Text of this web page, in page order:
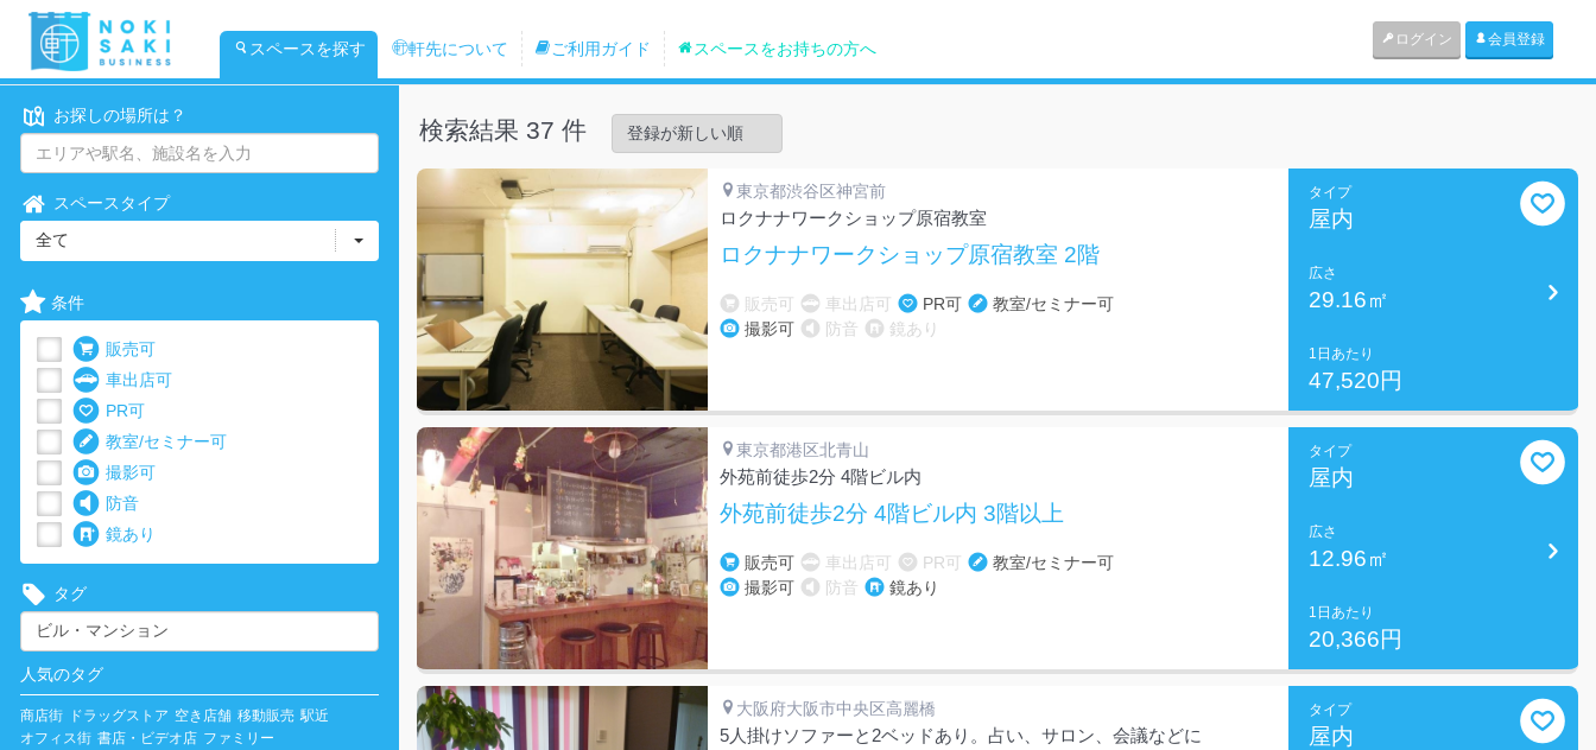
スペースを探す 軒先について ご利用ガイド スペースをお持ちの方へ ログイン 会員登録
お探しの場所は？
スペースタイプ
全て
条件
販売可
車出店可
PR可
教室/セミナー可
撮影可
防音
鏡あり
タグ
人気のタグ
商店街 ドラッグストア 空き店舗 移動販売 駅近
オフィス街 書店・ビデオ店 ファミリー
検索結果 37 件
東京都渋谷区神宮前
ロクナナワークショップ原宿教室
ロクナナワークショップ原宿教室 2階
販売可 車出店可 PR可
教室/セミナー可
撮影可
防音 鏡あり
タイプ
屋内
広さ
29.16㎡
1日あたり
47,520円
東京都港区北青山
外苑前徒歩2分 4階ビル内
外苑前徒歩2分 4階ビル内 3階以上
販売可 車出店可 PR可
教室/セミナー可
撮影可
防音 鏡あり
タイプ
屋内
広さ
12.96㎡
1日あたり
20,366円
大阪府大阪市中央区高麗橋
5人掛けソファーと2ベッドあり。占い、サロン、会議などに
タイプ
屋内